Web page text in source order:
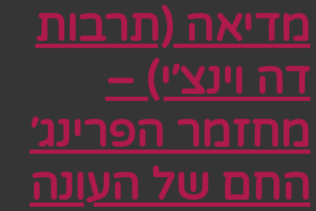
מדיאה (תרבות
דה וינצ׳י) –
מחזמר הפרינג׳
החם של העונה